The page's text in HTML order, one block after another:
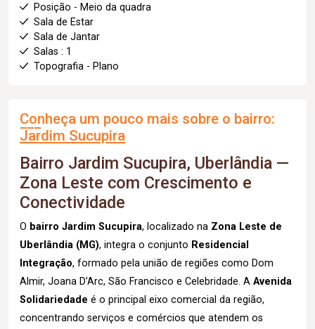
Posição - Meio da quadra
Sala de Estar
Sala de Jantar
Salas : 1
Topografia - Plano
Conheça um pouco mais sobre o bairro:
Jardim Sucupira
Bairro Jardim Sucupira, Uberlândia —
Zona Leste com Crescimento e
Conectividade
O bairro Jardim Sucupira, localizado na Zona Leste de
Uberlândia (MG), integra o conjunto Residencial
Integração, formado pela união de regiões como Dom
Almir, Joana D’Arc, São Francisco e Celebridade. A Avenida
Solidariedade é o principal eixo comercial da região,
concentrando serviços e comércios que atendem os